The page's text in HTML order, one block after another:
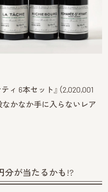
ティ 6本セット』（2,020,001
なかなか手に入らないレア
分が当たるかも!?